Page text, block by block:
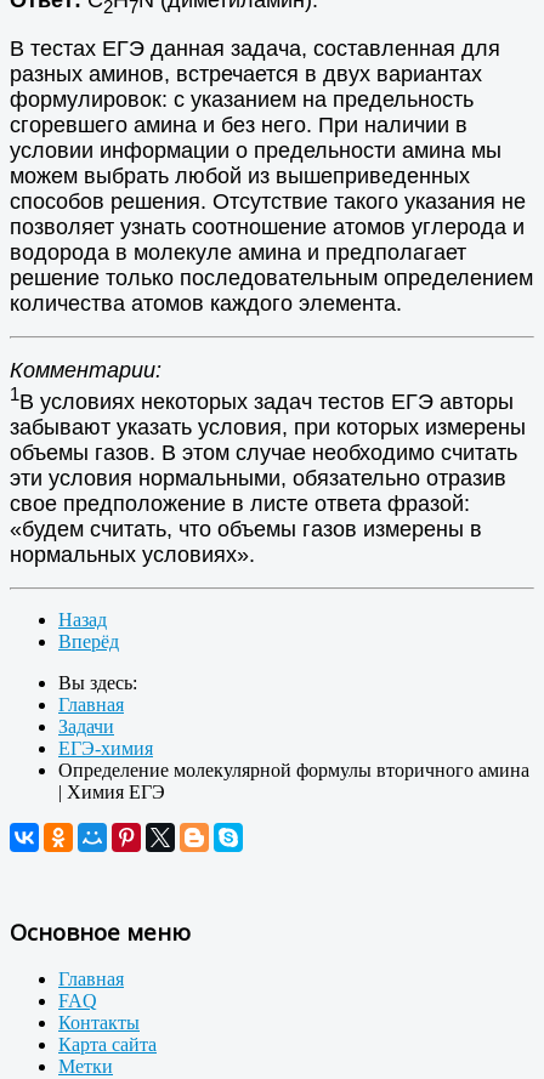
2 7
В тестах ЕГЭ данная задача, составленная для
разных аминов, встречается в двух вариантах
формулировок: с указанием на предельность
сгоревшего амина и без него. При наличии в
условии информации о предельности амина мы
можем выбрать любой из вышеприведенных
способов решения. Отсутствие такого указания не
позволяет узнать соотношение атомов углерода и
водорода в молекуле амина и предполагает
решение только последовательным определением
количества атомов каждого элемента.
Комментарии:
1В условиях некоторых задач тестов ЕГЭ авторы
забывают указать условия, при которых измерены
объемы газов. В этом случае необходимо считать
эти условия нормальными, обязательно отразив
свое предположение в листе ответа фразой:
«будем считать, что объемы газов измерены в
нормальных условиях».
Назад
Вперёд
Вы здесь:
Главная
Задачи
ЕГЭ-химия
Определение молекулярной формулы вторичного амина
| Химия ЕГЭ
Основное меню
Главная
FAQ
Контакты
Карта сайта
Метки